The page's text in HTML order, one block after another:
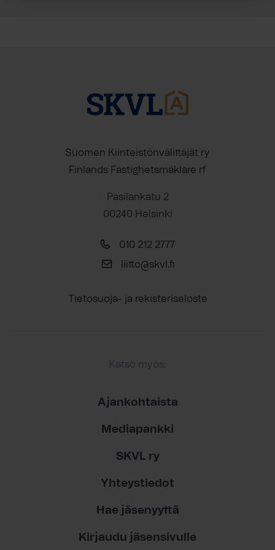
Suomen Kiinteistönvälittäjät ry
Finlands Fastighetsmäklare rf
Pasilankatu 2
00240 Helsinki
010 212 2777
liitto@skvl.fi
Tietosuoja- ja rekisteriseloste
Katso myös:
Ajankohtaista
Mediapankki
SKVL ry
Yhteystiedot
Hae jäsenyyttä
Kirjaudu jäsensivulle